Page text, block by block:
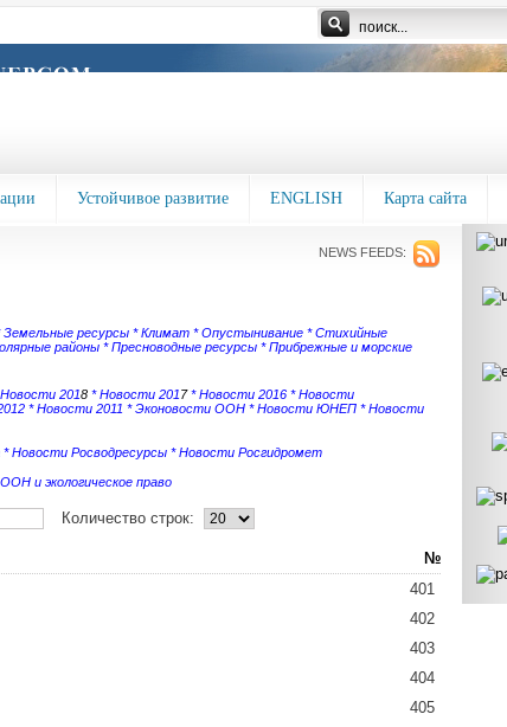
Устойчивое развитие ENGLISH Карта сайта
NEWS FEEDS:
Земельные ресурсы *Климат *Опустынивание *Стихийные
районы *Пресноводные ресурсы *Прибрежные и морские
Новости 2018*Новости 2017*Новости 2016*Новости
*Новости 2011 *Эконовости ООН*Новости ЮНЕП*Новости
*Новости Росводресурсы*Новости Росгидромет
ООН и экологическое право
Количество строк:
№
401
402
403
404
405